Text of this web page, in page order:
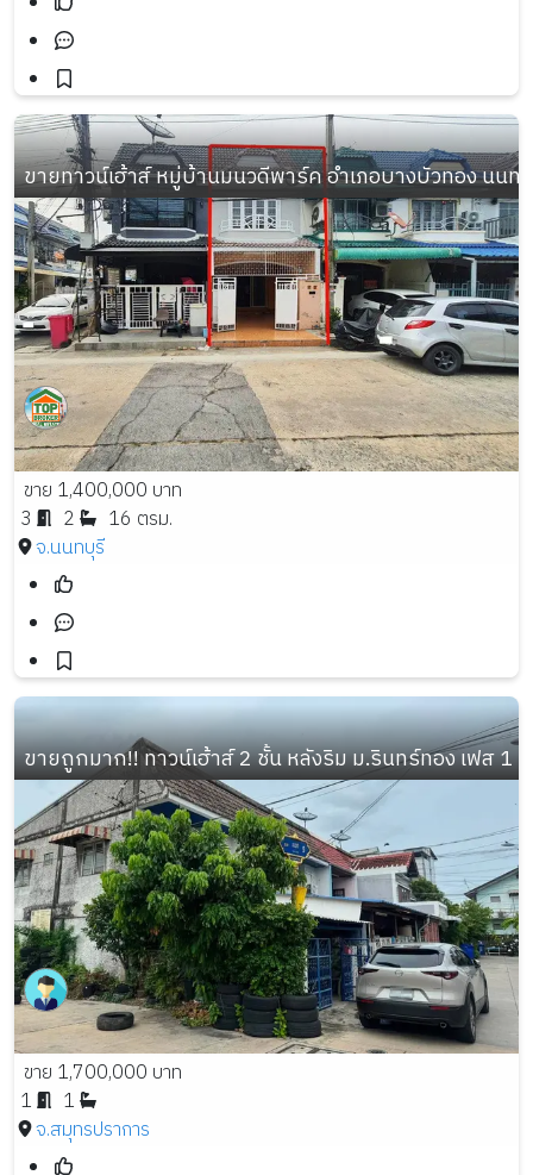
ขายทาวน์เฮ้าส์ หมู่บ้านมนวดีพาร์ค อำเภอบางบัวทอง นนท
ขาย 1,400,000 บาท
3
2
16 ตรม.
จ.นนทบุรี
ขายถูกมาก!! ทาวน์เฮ้าส์ 2 ชั้น หลังริม ม.รินทร์ทอง เฟส 1
ขาย 1,700,000 บาท
1
1
จ.สมุทรปราการ